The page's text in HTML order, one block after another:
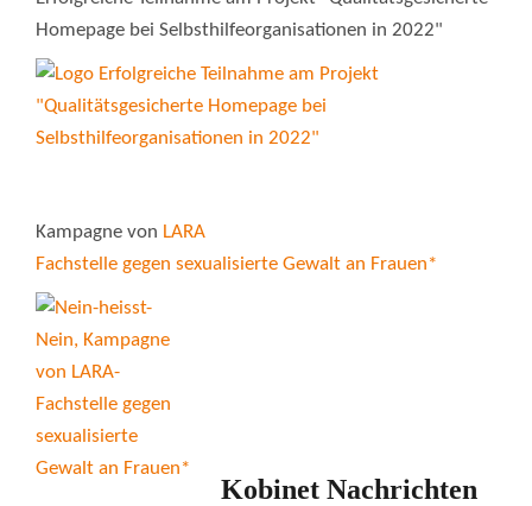
Homepage bei Selbsthilfeorganisationen in 2022"
Kampagne von LARA
Fachstelle gegen sexualisierte Gewalt an Frauen*
Kobinet Nachrichten